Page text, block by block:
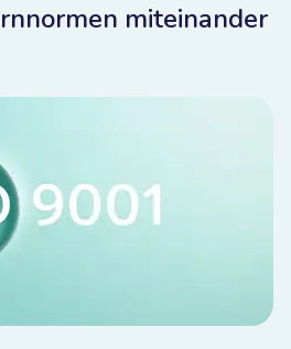
miteinander